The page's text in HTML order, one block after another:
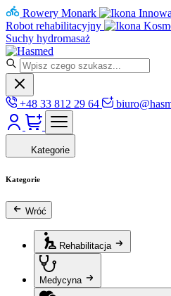
Rowery Monark
Robot rehabilitacyjny
Suchy hydromasaż
+48 33 812 29 64
Kategorie
Kategorie
Wróć
Rehabilitacja
Medycyna